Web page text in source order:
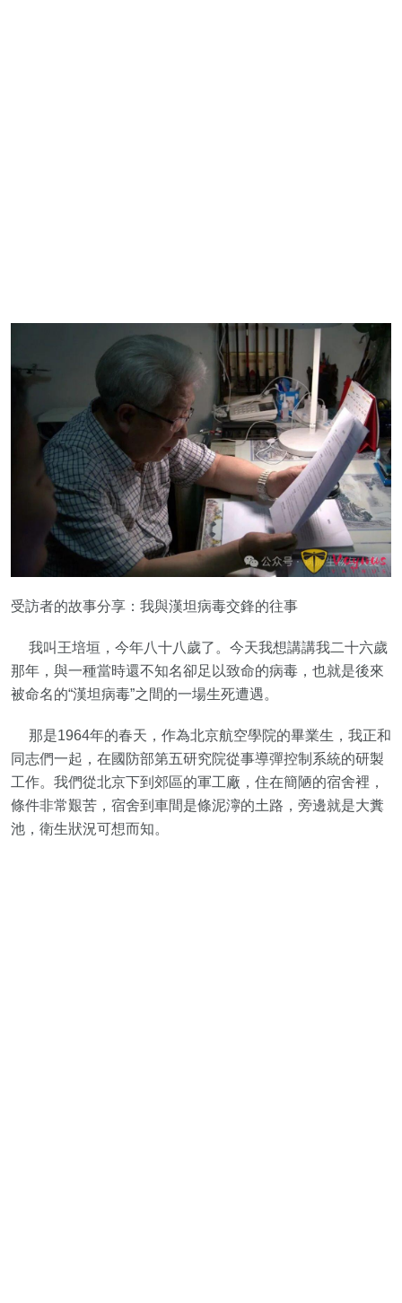
受訪者的故事分享：我與漢坦病毒交鋒的往事
我叫王培垣，今年八十八歲了。今天我想講講我二十六歲
那年，與一種當時還不知名卻足以致命的病毒，也就是後來
被命名的“漢坦病毒”之間的一場生死遭遇。
那是1964年的春天，作為北京航空學院的畢業生，我正和
同志們一起，在國防部第五研究院從事導彈控制系統的研製
工作。我們從北京下到郊區的軍工廠，住在簡陋的宿舍裡，
條件非常艱苦，宿舍到車間是條泥濘的土路，旁邊就是大糞
池，衛生狀況可想而知。